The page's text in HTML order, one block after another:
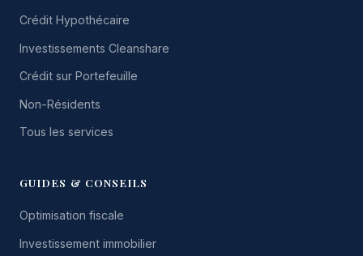
Crédit Hypothécaire
Investissements Cleanshare
Crédit sur Portefeuille
Non-Résidents
Tous les services
GUIDES & CONSEILS
Optimisation fiscale
Investissement immobilier